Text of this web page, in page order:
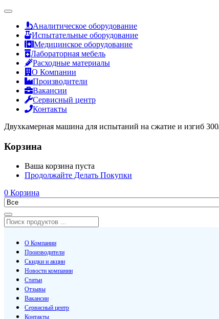
Аналитическое оборудование
Испытательные оборудование
Медицинское оборудование
Лабораторная мебель
Расходные материалы
О Компании
Производители
Вакансии
Сервисный центр
Контакты
Двухкамерная машина для испытаний на сжатие и изгиб
Корзина
Ваша корзина пуста
Продолжайте Делать Покупки
0 Корзина
О Компании
Производители
Скидки и акции
Новости компании
Статьи
Отзывы
Вакансии
Сервисный центр
Контакты